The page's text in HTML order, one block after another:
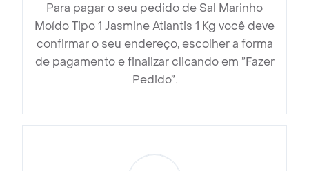
Para pagar o seu pedido de Sal Marinho
Moído Tipo 1 Jasmine Atlantis 1 Kg você deve
confirmar o seu endereço, escolher a forma
de pagamento e finalizar clicando em ”Fazer
Pedido”.